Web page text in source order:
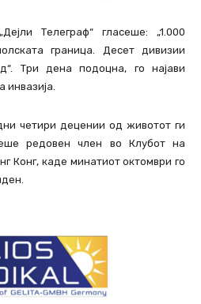
Телеграф“ гласеше: „1.000
граница. Десет дивизии
Три дена подоцна, го најави
инвазија.
четири децении од животот ги
редовен член во Клубот на
Конг, каде минатиот октомври го